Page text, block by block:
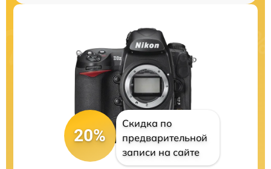
20%
Скидка по
предварительной
записи на сайте